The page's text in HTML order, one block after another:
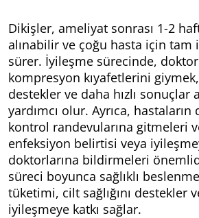
Dikişler, ameliyat sonrası 1-2
alınabilir ve çoğu hasta için tam
sürer. İyileşme sürecinde,
kompresyon kıyafetlerini
destekler ve daha hızlı sonuçlar
yardımcı olur. Ayrıca,
kontrol randevularına gitmeleri
enfeksiyon belirtisi veya
doktorlarına bildirmeleri
süreci boyunca sağlıklı
tüketimi, cilt sağlığını destekler
iyileşmeye katkı sağlar.